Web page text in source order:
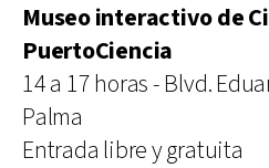
Museo interactivo de
PuertoCiencia
14 a 17 horas - Blvd.
Palma
Entrada libre y gratuita